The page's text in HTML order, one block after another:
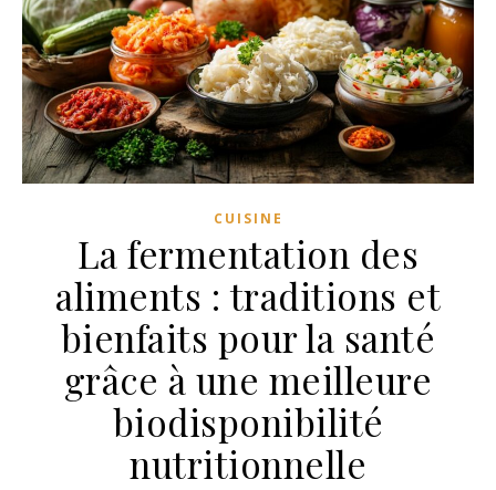
CUISINE
La fermentation des
aliments : traditions et
bienfaits pour la santé
grâce à une meilleure
biodisponibilité
nutritionnelle